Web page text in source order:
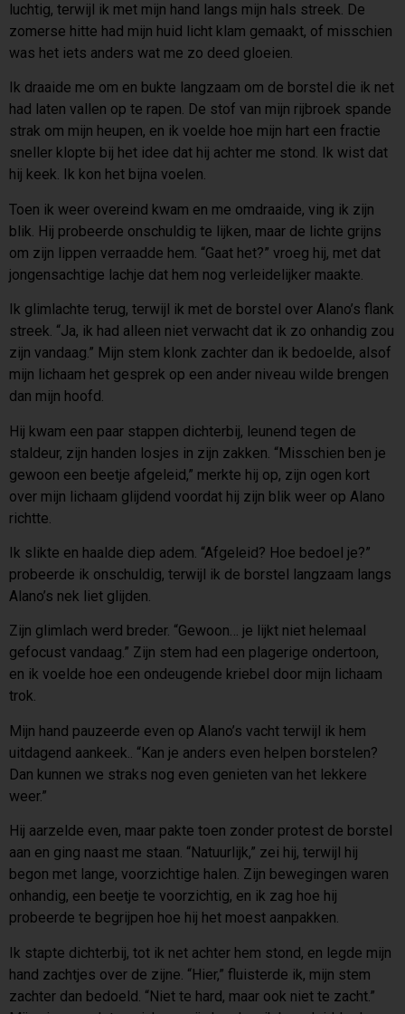
luchtig, terwijl ik met mijn hand langs mijn hals streek. De
zomerse hitte had mijn huid licht klam gemaakt, of misschien
was het iets anders wat me zo deed gloeien.
Ik draaide me om en bukte langzaam om de borstel die ik net
had laten vallen op te rapen. De stof van mijn rijbroek spande
strak om mijn heupen, en ik voelde hoe mijn hart een fractie
sneller klopte bij het idee dat hij achter me stond. Ik wist dat
hij keek. Ik kon het bijna voelen.
Toen ik weer overeind kwam en me omdraaide, ving ik zijn
blik. Hij probeerde onschuldig te lijken, maar de lichte grijns
om zijn lippen verraadde hem. “Gaat het?” vroeg hij, met dat
jongensachtige lachje dat hem nog verleidelijker maakte.
Ik glimlachte terug, terwijl ik met de borstel over Alano’s flank
streek. “Ja, ik had alleen niet verwacht dat ik zo onhandig zou
zijn vandaag.” Mijn stem klonk zachter dan ik bedoelde, alsof
mijn lichaam het gesprek op een ander niveau wilde brengen
dan mijn hoofd.
Hij kwam een paar stappen dichterbij, leunend tegen de
staldeur, zijn handen losjes in zijn zakken. “Misschien ben je
gewoon een beetje afgeleid,” merkte hij op, zijn ogen kort
over mijn lichaam glijdend voordat hij zijn blik weer op Alano
richtte.
Ik slikte en haalde diep adem. “Afgeleid? Hoe bedoel je?”
probeerde ik onschuldig, terwijl ik de borstel langzaam langs
Alano’s nek liet glijden.
Zijn glimlach werd breder. “Gewoon… je lijkt niet helemaal
gefocust vandaag.” Zijn stem had een plagerige ondertoon,
en ik voelde hoe een ondeugende kriebel door mijn lichaam
trok.
Mijn hand pauzeerde even op Alano’s vacht terwijl ik hem
uitdagend aankeek.. “Kan je anders even helpen borstelen?
Dan kunnen we straks nog even genieten van het lekkere
weer.”
Hij aarzelde even, maar pakte toen zonder protest de borstel
aan en ging naast me staan. “Natuurlijk,” zei hij, terwijl hij
begon met lange, voorzichtige halen. Zijn bewegingen waren
onhandig, een beetje te voorzichtig, en ik zag hoe hij
probeerde te begrijpen hoe hij het moest aanpakken.
Ik stapte dichterbij, tot ik net achter hem stond, en legde mijn
hand zachtjes over de zijne. “Hier,” fluisterde ik, mijn stem
zachter dan bedoeld. “Niet te hard, maar ook niet te zacht.”